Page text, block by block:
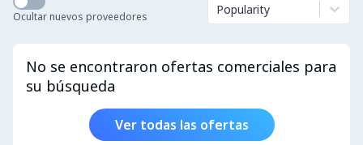
Ocultar nuevos proveedores Popularity
No se encontraron ofertas comerciales para
su búsqueda
Ver todas las ofertas